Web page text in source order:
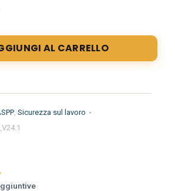
CSE:
AL CARRELLO
, Sicurezza sul lavoro